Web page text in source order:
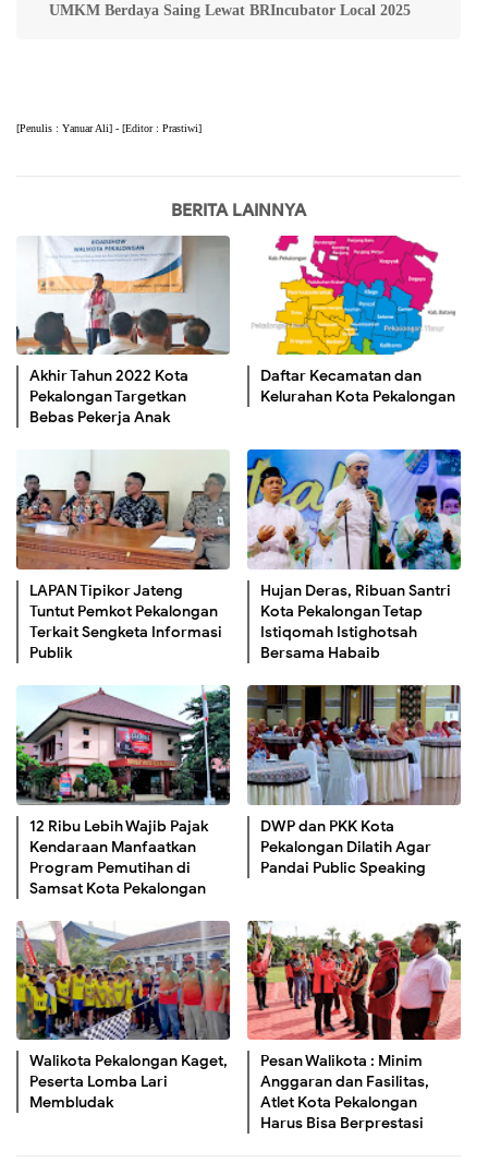
UMKM Berdaya Saing Lewat BRIncubator Local 2025
[Pеnulіѕ : Yаnuаr Alі] - [Edіtоr : Prаѕtіwі]
BERITA LAINNYA
Akhir Tahun 2022 Kota
Pekalongan Targetkan
Bebas Pekerja Anak
Daftar Kecamatan dan
Kelurahan Kota Pekalongan
LAPAN Tipikor Jateng
Tuntut Pemkot Pekalongan
Terkait Sengketa Informasi
Publik
Hujan Deras, Ribuan Santri
Kota Pekalongan Tetap
Istiqomah Istighotsah
Bersama Habaib
12 Ribu Lebih Wajib Pajak
Kendaraan Manfaatkan
Program Pemutihan di
Samsat Kota Pekalongan
DWP dan PKK Kota
Pekalongan Dilatih Agar
Pandai Public Speaking
Walikota Pekalongan Kaget,
Peserta Lomba Lari
Membludak
Pesan Walikota : Minim
Anggaran dan Fasilitas,
Atlet Kota Pekalongan
Harus Bisa Berprestasi